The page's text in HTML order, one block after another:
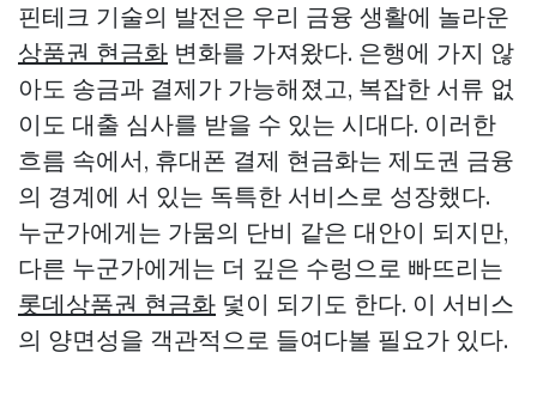
핀테크 기술의 발전은 우리 금융 생활에 놀라운
상품권 현금화 변화를 가져왔다. 은행에 가지 않
아도 송금과 결제가 가능해졌고, 복잡한 서류 없
이도 대출 심사를 받을 수 있는 시대다. 이러한
흐름 속에서, 휴대폰 결제 현금화는 제도권 금융
의 경계에 서 있는 독특한 서비스로 성장했다.
누군가에게는 가뭄의 단비 같은 대안이 되지만,
다른 누군가에게는 더 깊은 수렁으로 빠뜨리는
롯데상품권 현금화 덫이 되기도 한다. 이 서비스
의 양면성을 객관적으로 들여다볼 필요가 있다.